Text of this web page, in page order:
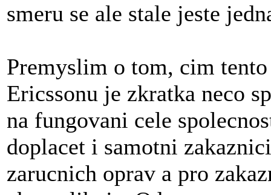
smeru se ale stale jeste
Premyslim o tom, cim
Ericssonu je zkratka neco
na fungovani cele
doplacet i samotni
zarucnich oprav a pro